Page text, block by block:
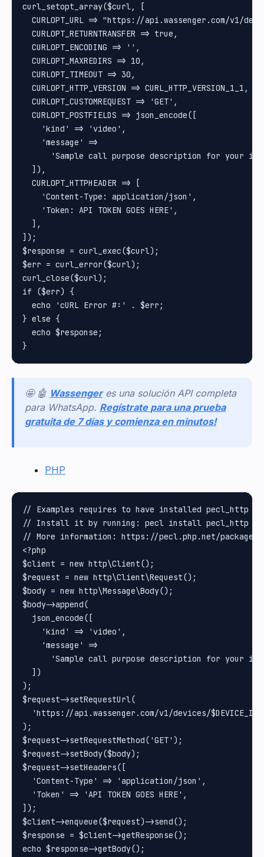
curl_setopt_array($curl, [
CURLOPT_URL => "https://api.wassenger.com/v1/
  CURLOPT_RETURNTRANSFER => true,
  CURLOPT_ENCODING => '',
  CURLOPT_MAXREDIRS => 10,
  CURLOPT_TIMEOUT => 30,
  CURLOPT_HTTP_VERSION => CURL_HTTP_VERSION_1_1,
  CURLOPT_CUSTOMREQUEST => 'GET',
  CURLOPT_POSTFIELDS => json_encode([
    'kind' => 'video',
    'message' =>
'Sample call purpose description for your
  ]),
  CURLOPT_HTTPHEADER => [
    'Content-Type: application/json',
    'Token: API TOKEN GOES HERE',
  ],
]);
$response = curl_exec($curl);
$err = curl_error($curl);
curl_close($curl);
if ($err) {
  echo 'cURL Error #:' . $err;
} else {
  echo $response;
🤩 🤖 Wassenger es una solución API completa
para WhatsApp. Regístrate para una prueba
gratuita de 7 días y comienza en minutos!
PHP
// Examples requires to have installed pecl_http
// Install it by running: pecl install pecl_http
// More information: https://pecl.php.net/package/
<?php
$client = new http\Client();
$request = new http\Client\Request();
$body = new http\Message\Body();
$body->append(
  json_encode([
    'kind' => 'video',
    'message' =>
'Sample call purpose description for your
  ])
);
$request->setRequestUrl(
'https://api.wassenger.com/v1/devices/
);
$request->setRequestMethod('GET');
$request->setBody($body);
$request->setHeaders([
  'Content-Type' => 'application/json',
  'Token' => 'API TOKEN GOES HERE',
]);
$client->enqueue($request)->send();
$response = $client->getResponse();